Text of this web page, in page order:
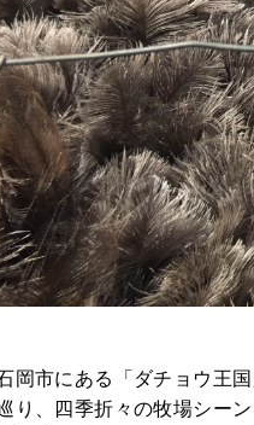
岡市にある「ダチョウ王
り、四季折々の牧場シー